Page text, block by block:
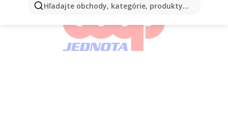
Hľadajte obchody, kategórie, produkty...